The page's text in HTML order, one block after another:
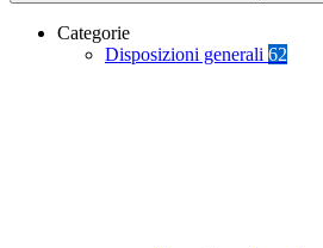
Categorie
Disposizioni generali 62